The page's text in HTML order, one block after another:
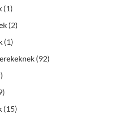
(1)
(2)
(1)
(92)
(15)